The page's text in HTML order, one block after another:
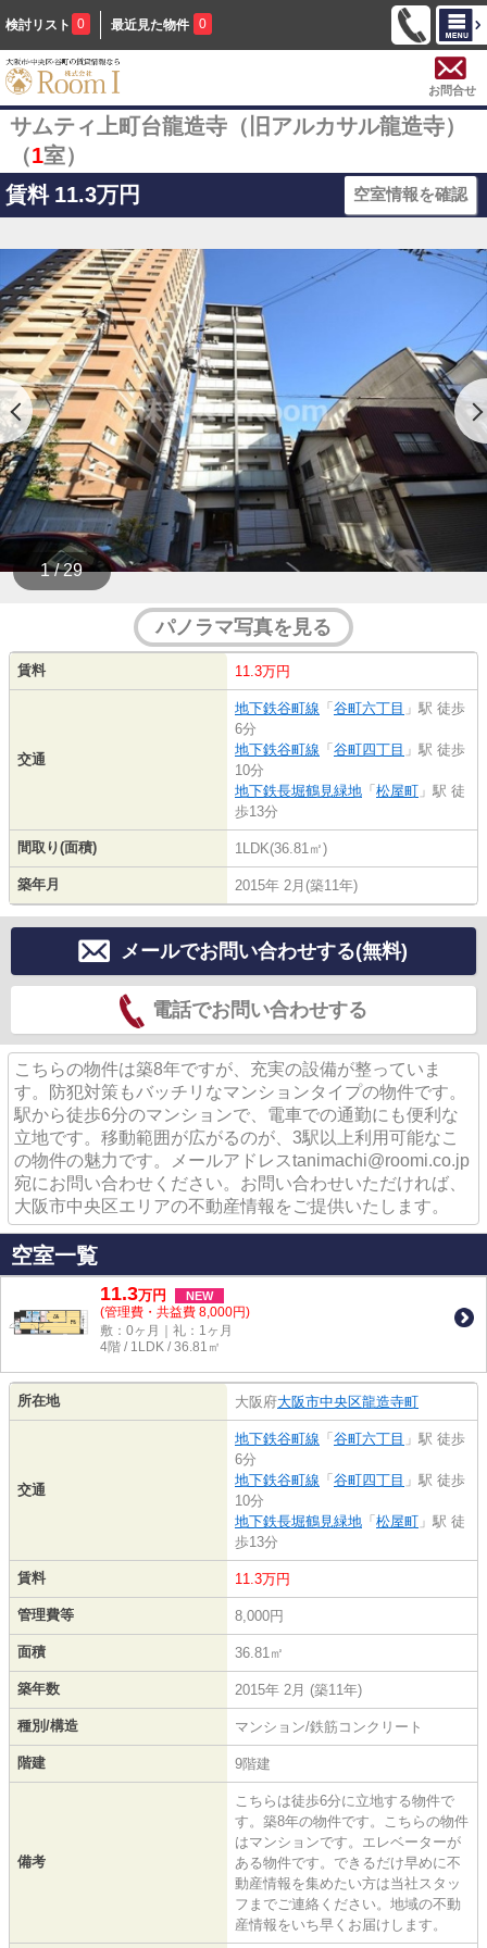
検討リスト 0 最近見た物件 0
お問合せ
サムティ上町台龍造寺（旧アルカサル龍造寺）
（1室）
賃料 11.3万円 空室情報を確認
1 / 29
パノラマ写真を見る
賃料 11.3万円
交通
地下鉄谷町線 「 谷町六丁目 」駅 徒歩
6分
地下鉄谷町線 「 谷町四丁目 」駅 徒歩
10分
地下鉄長堀鶴見緑地 「 松屋町 」駅 徒
歩13分
間取り(面積) 1LDK(36.81㎡)
築年月 2015年 2月(築11年)
メールでお問い合わせする(無料)
電話でお問い合わせする
こちらの物件は築8年ですが、充実の設備が整っていま
す。防犯対策もバッチリなマンションタイプの物件です。
駅から徒歩6分のマンションで、電車での通勤にも便利な
立地です。移動範囲が広がるのが、3駅以上利用可能なこ
の物件の魅力です。メールアドレスtanimachi@roomi.co.jp
宛にお問い合わせください。お問い合わせいただければ、
大阪市中央区エリアの不動産情報をご提供いたします。
空室一覧
11.3万円 NEW
(管理費・共益費 8,000円)
敷：0ヶ月｜礼：1ヶ月
4階 / 1LDK / 36.81㎡
所在地 大阪府大阪市中央区龍造寺町
交通
地下鉄谷町線 「 谷町六丁目 」駅 徒歩
6分
地下鉄谷町線 「 谷町四丁目 」駅 徒歩
10分
地下鉄長堀鶴見緑地 「 松屋町 」駅 徒
歩13分
賃料 11.3万円
管理費等 8,000円
面積 36.81㎡
築年数 2015年 2月 (築11年)
種別/構造 マンション/鉄筋コンクリート
階建 9階建
備考
こちらは徒歩6分に立地する物件で
す。築8年の物件です。こちらの物件
はマンションです。エレベーターが
ある物件です。できるだけ早めに不
動産情報を集めたい方は当社スタッ
フまでご連絡ください。地域の不動
産情報をいち早くお届けします。